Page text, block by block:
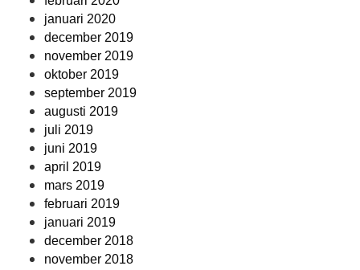
januari 2020
december 2019
november 2019
oktober 2019
september 2019
augusti 2019
juli 2019
juni 2019
april 2019
mars 2019
februari 2019
januari 2019
december 2018
november 2018